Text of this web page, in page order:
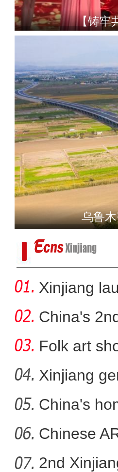
【铸牢
新疆
【铸牢
乌鲁
Xinjiang
China's
Folk art
her
Xinjiang
China's
Chinese
2nd